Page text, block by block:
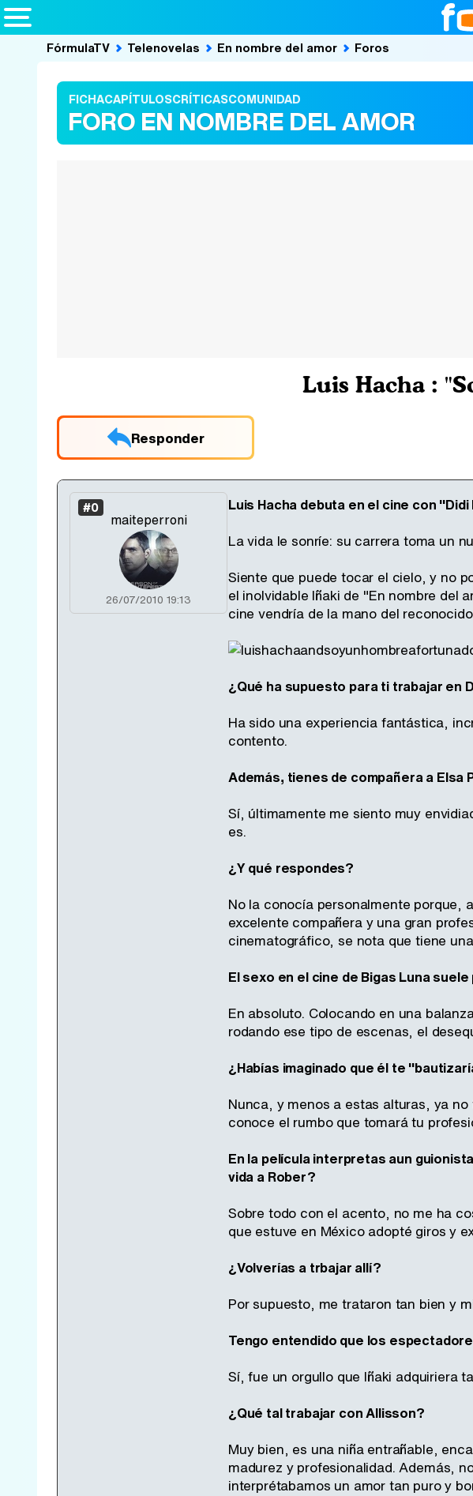
FórmulaTV Telenovelas En nombre del amor Foros
FICHACAPÍTULOSCRÍTICASCOMUNIDAD
FORO EN NOMBRE DEL AMOR
Luis Hacha :
Responder
#0
maiteperroni
26/07/2010 19:13
Luis Hacha debuta en el cine con
La vida le sonríe: su carrera toma un
Siente que puede tocar el cielo, y no
el inolvidable Iñaki de "En nombre del
cine vendría de la mano del
¿Qué ha supuesto para ti trabajar en
Ha sido una experiencia fantástica,
contento.
Además, tienes de compañera a Elsa
Sí, últimamente me siento muy
es.
¿Y qué respondes?
No la conocía personalmente porque,
excelente compañera y una gran
cinematográfico, se nota que tiene
El sexo en el cine de Bigas Luna
En absoluto. Colocando en una
rodando ese tipo de escenas, el
¿Habías imaginado que él te
Nunca, y menos a estas alturas, ya
conoce el rumbo que tomará tu
En la película interpretas aun
vida a Rober?
Sobre todo con el acento, no me ha
que estuve en México adopté giros y
¿Volverías a trbajar allí?
Por supuesto, me trataron tan bien y
Tengo entendido que los
Sí, fue un orgullo que Iñaki adquiriera
¿Qué tal trabajar con Allisson?
Muy bien, es una niña entrañable,
madurez y profesionalidad. Además,
interprétabamos un amor tan puro y